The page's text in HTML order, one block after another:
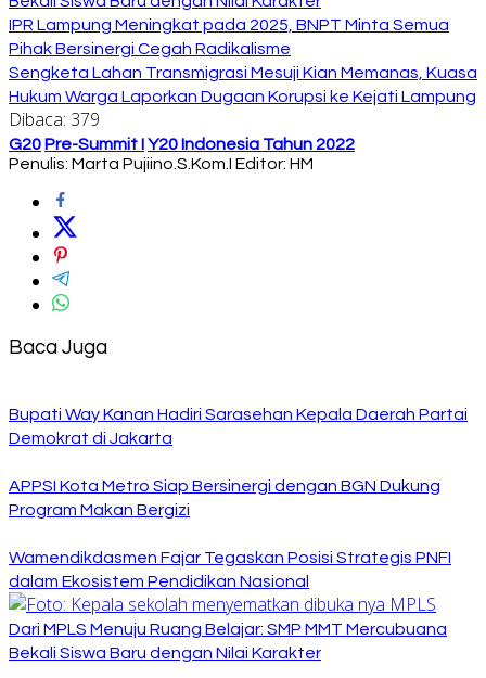
IPR Lampung Meningkat pada 2025, BNPT Minta Semua
Pihak Bersinergi Cegah Radikalisme
Sengketa Lahan Transmigrasi Mesuji Kian Memanas, Kuasa
Hukum Warga Laporkan Dugaan Korupsi ke Kejati Lampung
Dibaca: 379
G20 Pre-Summit IY20 Indonesia Tahun 2022
Penulis: Marta Pujiino.S.Kom.I Editor: HM
Baca Juga
Bupati Way Kanan Hadiri Sarasehan Kepala Daerah Partai
Demokrat di Jakarta
APPSI Kota Metro Siap Bersinergi dengan BGN Dukung
Program Makan Bergizi
Wamendikdasmen Fajar Tegaskan Posisi Strategis PNFI
dalam Ekosistem Pendidikan Nasional
Dari MPLS Menuju Ruang Belajar: SMP MMT Mercubuana
Bekali Siswa Baru dengan Nilai Karakter